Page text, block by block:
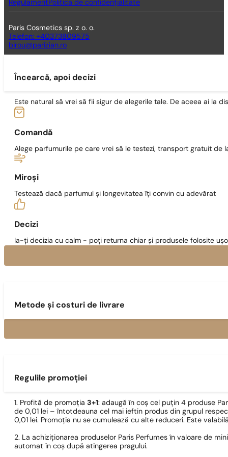
Regulament Politica de confidențialitate
Paris Cosmetics sp. z o. o.
Telefon: +40373809575
birou@parizian.ro
Încearcă, apoi decizi
Este natural să vrei să fii sigur de alegerile tale. De aceea ai la
Comandă
Alege parfumurile pe care vrei să le testezi, transport gratuit de
Miroși
Testează dacă parfumul și longevitatea îți convin cu adevărat
Decizi
Ia-ți decizia cu calm - poți returna chiar și produsele folosite
Metode și costuri de livrare
Regulile promoției
1. Profită de promoția 3+1: adaugă în coș cel puțin 4 produse
de 0,01 lei – întotdeauna cel mai ieftin produs din grupul
0,01 lei. Promoția nu se cumulează cu alte reduceri. Este
2. La achiziționarea produselor Paris Perfumes în valoare de
automat în coș după atingerea pragului.